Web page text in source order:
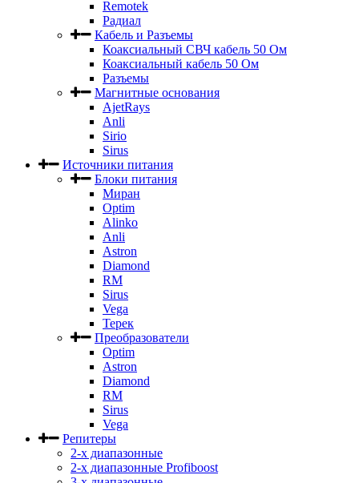
Remotek
Радиал
Кабель и Разъемы
Коаксиальный СВЧ кабель 50 Ом
Коаксиальный кабель 50 Ом
Разъемы
Магнитные основания
AjetRays
Anli
Sirio
Sirus
Источники питания
Блоки питания
Миран
Optim
Alinko
Anli
Astron
Diamond
RM
Sirus
Vega
Терек
Преобразователи
Optim
Astron
Diamond
RM
Sirus
Vega
Репитеры
2-х диапазонные
2-х диапазонные Profiboost